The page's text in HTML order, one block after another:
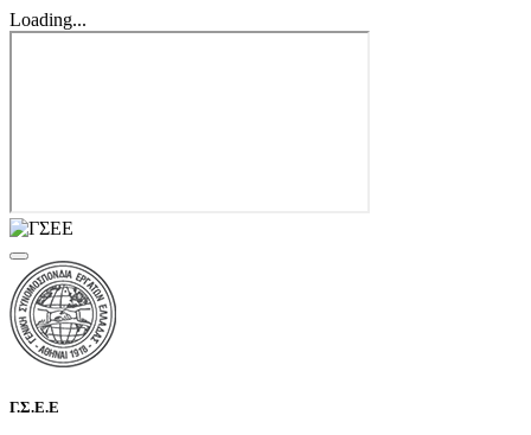
Loading...
Γ.Σ.Ε.Ε